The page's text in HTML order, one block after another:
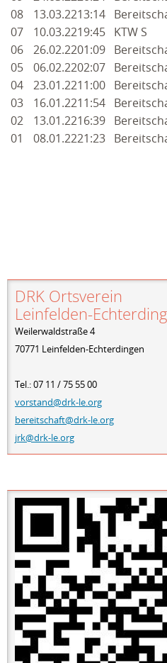
08
13.03.2213:14
07
10.03.2219:45 KTW S
06
26.02.2201:09
05
06.02.2202:07
04
23.01.2211:00
03
16.01.2211:54
02
13.01.2216:39
01
08.01.2221:23
DRK Ortsverein
Leinfelden-
Weilerwaldstraße 4
70771 Leinfelden-Echterdingen
Tel.: 07 11 / 75 55 00
vorstand@drk-le.org
bereitschaft@drk-le.org
jrk@drk-le.org